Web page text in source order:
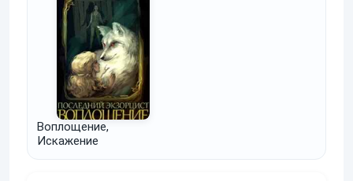
Воплощение,
Искажение